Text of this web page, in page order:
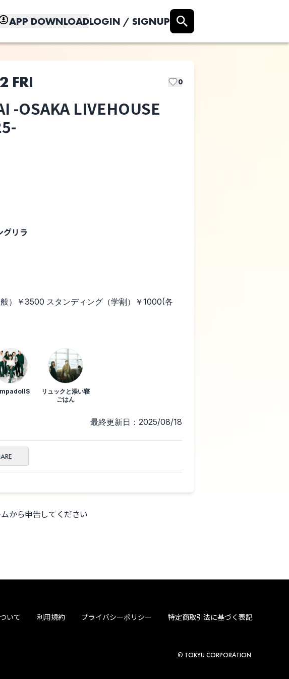
APP DOWNLOADLOGIN / SIGNUP
OSAKA
選択しない
FRI 0
-OSAKA LIVEHOUSE
グリラ
）￥3500 スタンディング（学割）￥1000(各
リュックと添い寝
ごはん
最終更新日：2025/08/18
から申告してください
いて 利用規約 プライバシーポリシー 特定商取引法に基づく表記
© TOKYU CORPORATION.